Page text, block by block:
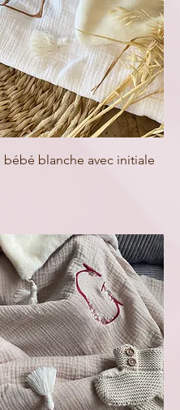
bébé blanche avec initiale